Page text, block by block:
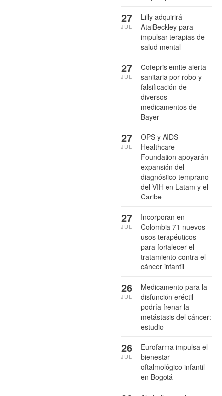
Lilly adquirirá
AtaiBeckley para
impulsar terapias de
salud mental
27
JUL
Cofepris emite alerta
sanitaria por robo y
falsificación de
diversos
medicamentos de
Bayer
27
JUL
OPS y AIDS
Healthcare
Foundation apoyarán
expansión del
diagnóstico temprano
del VIH en Latam y el
Caribe
27
JUL
Incorporan en
Colombia 71 nuevos
usos terapéuticos
para fortalecer el
tratamiento contra el
cáncer infantil
27
JUL
Medicamento para la
disfunción eréctil
podría frenar la
metástasis del cáncer:
estudio
26
JUL
Eurofarma impulsa el
bienestar
oftalmológico infantil
en Bogotá
26
JUL